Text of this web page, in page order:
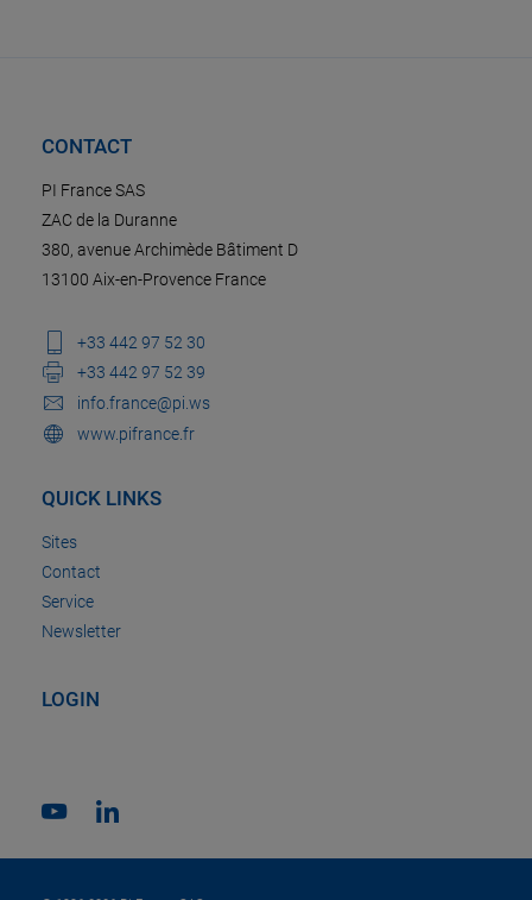
CONTACT
PI France SAS
ZAC de la Duranne
380, avenue Archimède Bâtiment D
13100 Aix-en-Provence France
+33 442 97 52 30
+33 442 97 52 39
info.france@pi.ws
www.pifrance.fr
QUICK LINKS
Sites
Contact
Service
Newsletter
LOGIN